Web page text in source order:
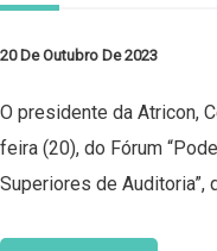
20 De Outubro De 2023
O presidente da Atricon,
feira (20), do Fórum
Superiores de Auditoria”,